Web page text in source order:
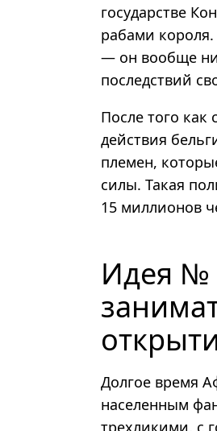
государстве
рабами
— он вообще ни
последствий
После того как
действия
племен,
силы. Такая
15 миллионов
Идея №
Долгое время
населенным
трехликими, с